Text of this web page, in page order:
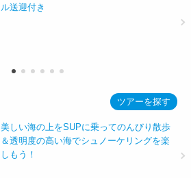
ル送迎付き
ツアーを探す
美しい海の上をSUPに乗ってのんびり散歩
＆透明度の高い海でシュノーケリングを楽
しもう！